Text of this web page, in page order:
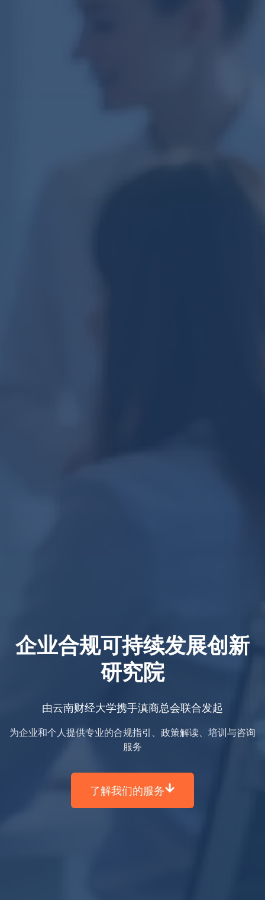
企业合规可持续发展创新
研究院
由云南财经大学携手滇商总会联合发起
为企业和个人提供专业的合规指引、政策解读、培训与咨询
服务
了解我们的服务